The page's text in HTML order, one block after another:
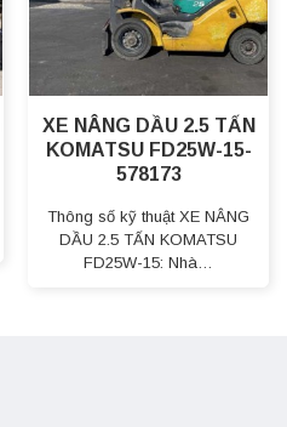
XE NÂNG DẦU 2.5 TẤN
KOMATSU FD25W-15-
578173
Thông số kỹ thuật XE NÂNG
DẦU 2.5 TẤN KOMATSU
FD25W-15: Nhà…